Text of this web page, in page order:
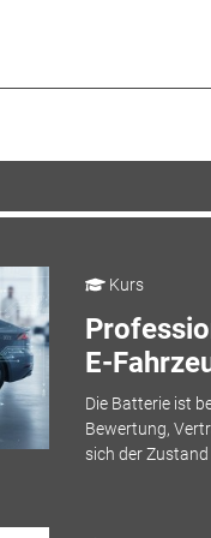
Kurs
E-
Die Batterie ist
Bewertung,
sich der